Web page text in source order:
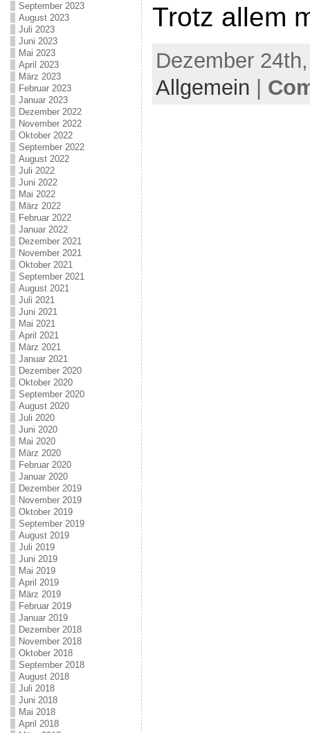
September 2023
August 2023
Juli 2023
Juni 2023
Mai 2023
April 2023
März 2023
Februar 2023
Januar 2023
Dezember 2022
November 2022
Oktober 2022
September 2022
August 2022
Juli 2022
Juni 2022
Mai 2022
März 2022
Februar 2022
Januar 2022
Dezember 2021
November 2021
Oktober 2021
September 2021
August 2021
Juli 2021
Juni 2021
Mai 2021
April 2021
März 2021
Januar 2021
Dezember 2020
Oktober 2020
September 2020
August 2020
Juli 2020
Juni 2020
Mai 2020
März 2020
Februar 2020
Januar 2020
Dezember 2019
November 2019
Oktober 2019
September 2019
August 2019
Juli 2019
Juni 2019
Mai 2019
April 2019
März 2019
Februar 2019
Januar 2019
Dezember 2018
November 2018
Oktober 2018
September 2018
August 2018
Juli 2018
Juni 2018
Mai 2018
April 2018
Trotz allem
Dezember
Allgemein